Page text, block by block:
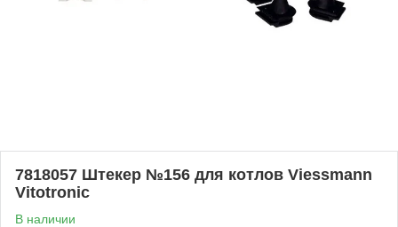
7818057 Штекер №156 для котлов Viessmann
Vitotronic
В наличии